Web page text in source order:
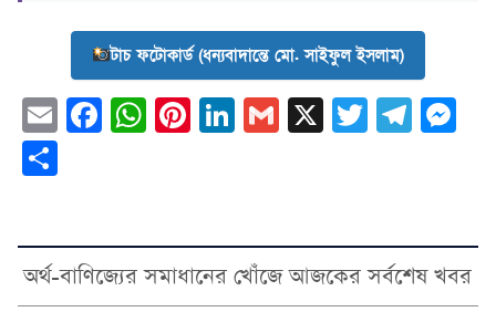
টাচ ফটোকার্ড (ধন্যবাদান্তে মো. সাইফুল ইসলাম)
EmailFacebook
WhatsApp
Pinterest
LinkedIn
Gmail
X Twitter
অর্থ-বাণিজ্যের সমাধানের খোঁজে আজকের সর্বশেষ খবর